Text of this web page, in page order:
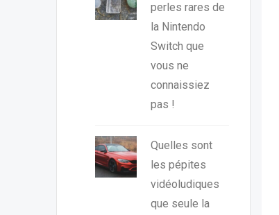
perles rares de
la Nintendo
Switch que
vous ne
connaissiez
pas !
Quelles sont
les pépites
vidéoludiques
que seule la